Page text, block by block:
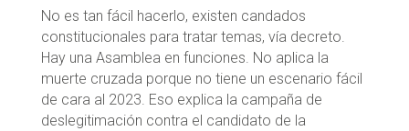
No es tan fácil hacerlo, existen candados
constitucionales para tratar temas, vía decreto.
Hay una Asamblea en funciones. No aplica la
muerte cruzada porque no tiene un escenario fácil
de cara al 2023. Eso explica la campaña de
deslegitimación contra el candidato de la